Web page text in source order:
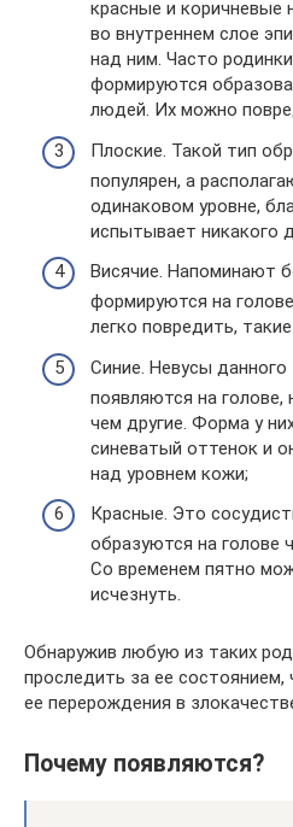
красные и коричневые
во внутреннем слое
над ним. Часто
формируются
людей. Их можно
Плоские. Такой тип
популярен, а
одинаковом уровне,
испытывает никакого
Висячие. Напоминают
формируются на
легко повредить,
Синие. Невусы
появляются на голове,
чем другие. Форма у
синеватый оттенок и
над уровнем кожи;
Красные. Это
образуются на голове
Со временем пятно
исчезнуть.
Обнаружив любую из таких
проследить за ее
ее перерождения в
Почему появляются?